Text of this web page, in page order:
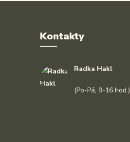
Kontakty
Radka Hakl
(Po-Pá, 9-16 hod.)